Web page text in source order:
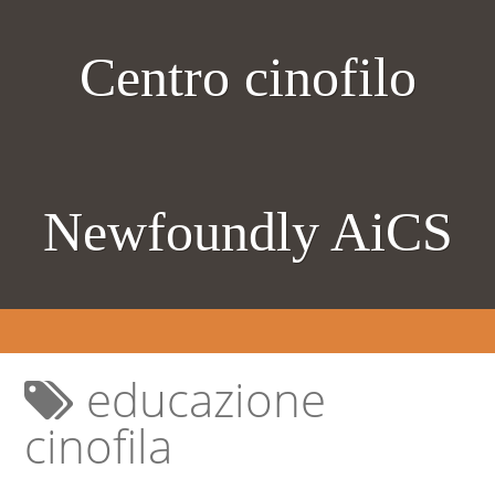
Centro cinofilo
Newfoundly AiCS
educazione
cinofila